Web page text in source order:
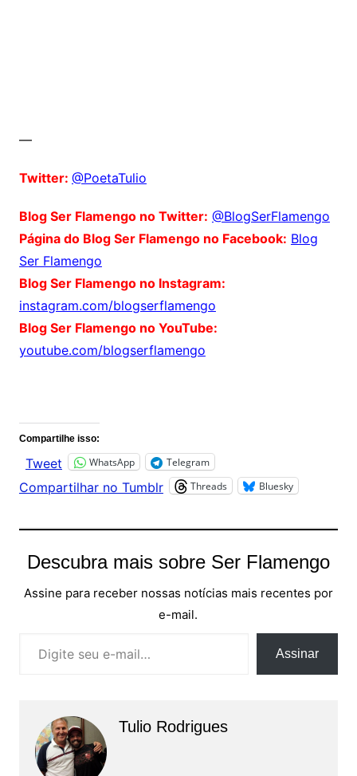
—
Twitter: @PoetaTulio
Blog Ser Flamengo no Twitter: @BlogSerFlamengo
Página do Blog Ser Flamengo no Facebook: Blog
Ser Flamengo
Blog Ser Flamengo no Instagram:
instagram.com/blogserflamengo
Blog Ser Flamengo no YouTube:
youtube.com/blogserflamengo
Compartilhe isso:
Tweet WhatsApp Telegram
Compartilhar no Tumblr Threads Bluesky
Descubra mais sobre Ser Flamengo
Assine para receber nossas notícias mais recentes por
e-mail.
Assinar
Tulio Rodrigues